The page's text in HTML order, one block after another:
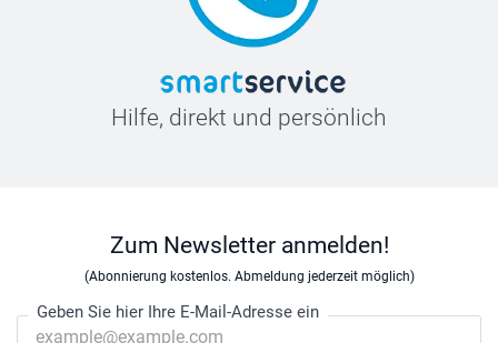
Hilfe, direkt und persönlich
Zum Newsletter anmelden!
(Abonnierung kostenlos. Abmeldung jederzeit möglich)
Geben Sie hier Ihre E-Mail-Adresse ein